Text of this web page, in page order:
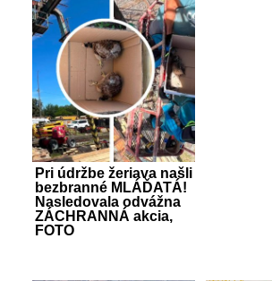
Pri údržbe žeriava našli
bezbranné MLÁĎATÁ!
Nasledovala odvážna
ZÁCHRANNÁ akcia,
FOTO